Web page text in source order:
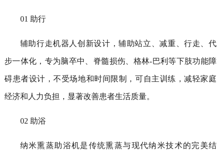
01 助行
辅助行走机器人创新设计，辅助站立、减重、行走、代
步一体化，专为脑卒中、脊髓损伤、格林-巴利等下肢功能障
碍患者设计，不受场地和时间限制，可自主训练，减轻家庭
经济和人力负担，显著改善患者生活质量。
02 助浴
纳米熏蒸助浴机是传统熏蒸与现代纳米技术的完美结